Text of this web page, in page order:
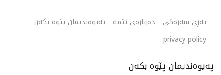
پەڕی سەرەکی دەربارەی ئێمە
پەیوەندیمان پێوە بکەن
privacy policy
پەیوەندیمان پێوە بکەن